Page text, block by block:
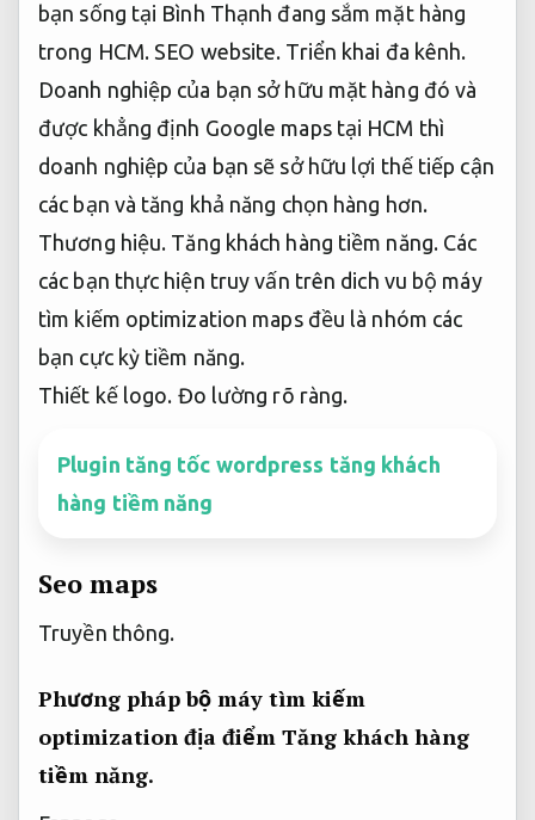
bạn sống tại Bình Thạnh đang sắm mặt hàng
trong HCM. SEO website. Triển khai đa kênh.
Doanh nghiệp của bạn sở hữu mặt hàng đó và
được khẳng định Google maps tại HCM thì
doanh nghiệp của bạn sẽ sở hữu lợi thế tiếp cận
các bạn và tăng khả năng chọn hàng hơn.
Thương hiệu. Tăng khách hàng tiềm năng.Các
các bạn thực hiện truy vấn trên dich vu bộ máy
tìm kiếm optimization maps đều là nhóm các
bạn cực kỳ tiềm năng.
Thiết kế logo. Đo lường rõ ràng.
Plugin tăng tốc wordpress tăng khách
hàng tiềm năng
Seo maps
Truyền thông.
Phương pháp bộ máy tìm kiếm
optimization địa điểm Tăng khách hàng
tiềm năng.